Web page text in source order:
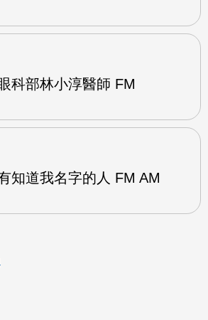
科部林小淳醫師 FM
知道我名字的人 FM AM